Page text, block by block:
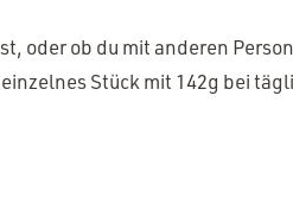
oder ob du mit anderen
Stück mit 142g bei